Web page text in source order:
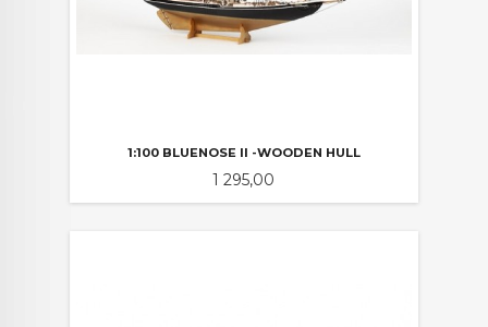
1:100 BLUENOSE II -WOODEN HULL
Pris
1 295,00